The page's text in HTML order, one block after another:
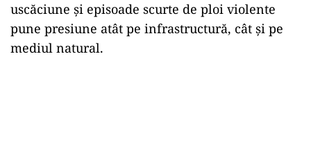
uscăciune și episoade scurte de ploi violente
pune presiune atât pe infrastructură, cât și pe
mediul natural.